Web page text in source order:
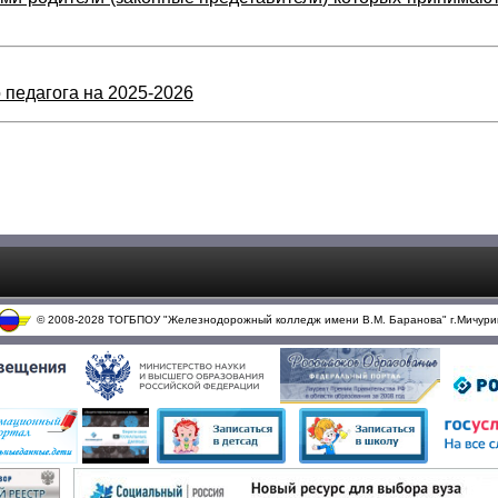
на 2025-2026
© 2008-2028 ТОГБПОУ "Железнодорожный колледж имени В.М. Баранова"